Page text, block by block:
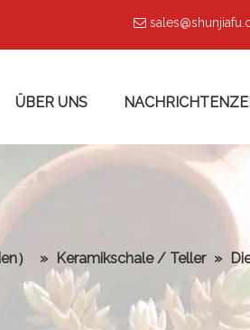

ÜBER UNS
） » Keramikschale / Teller »